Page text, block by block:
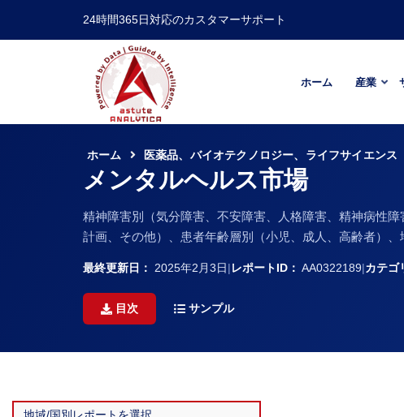
24時間365日対応のカスタマーサポート
ホーム 産業
ホーム 医薬品、バイオテクノロジー、ライフサイエンス
メンタルヘルス市場
精神障害別（気分障害、不安障害、人格障害、精神病性
計画、その他）、患者年齢層別（小児、成人、高齢者）
最終更新日： 2025年2月3日|レポートID： AA0322189|カテゴ
目次 サンプル